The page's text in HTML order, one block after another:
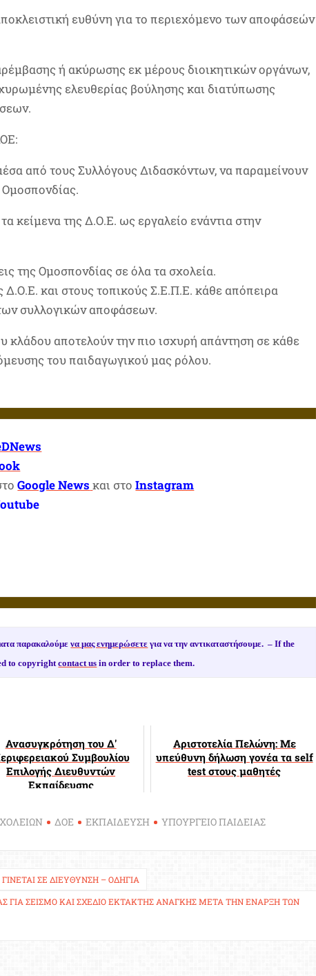
ευθύνη για το περιεχόμενο των αποφάσεών
ή ακύρωσης εκ μέρους διοικητικών οργάνων,
ελευθερίας βούλησης και διατύπωσης
από τους Συλλόγους Διδασκόντων, να παραμείνουν
κείμενα της Δ.Ο.Ε. ως εργαλείο ενάντια στην
της Ομοσπονδίας σε όλα τα σχολεία.
και στους τοπικούς Σ.Ε.Π.Ε. κάθε απόπειρα
συλλογικών αποφάσεων.
κλάδου αποτελούν την πιο ισχυρή απάντηση σε κάθε
του παιδαγωγικού μας ρόλου.
Google News και στοInstagram
παρακαλούμενα μας ενημερώσετε για να την αντικαταστήσουμε. –If the
to copyrightcontact us in order to replace them.
Ανασυγκρότηση του Δ'
Συμβουλίου
Επιλογής Διευθυντών
Εκπαίδευσης
Αριστοτελία Πελώνη: Με
υπεύθυνη δήλωση γονέα τα self
test στους μαθητές
ΔΟΕ ΕΚΠΑΙΔΕΥΣΗ ΥΠΟΥΡΓΕΙΟ ΠΑΙΔΕΙΑΣ
ΣΕ ΔΙΕΎΘΥΝΣΗ – ΟΔΗΓΊΑ
ΓΙΑ ΣΕΙΣΜΌ ΚΑΙ ΣΧΈΔΙΟ ΈΚΤΑΚΤΗΣ ΑΝΆΓΚΗΣ ΜΕΤΆ ΤΗΝ ΈΝΑΡΞΗ ΤΩΝ